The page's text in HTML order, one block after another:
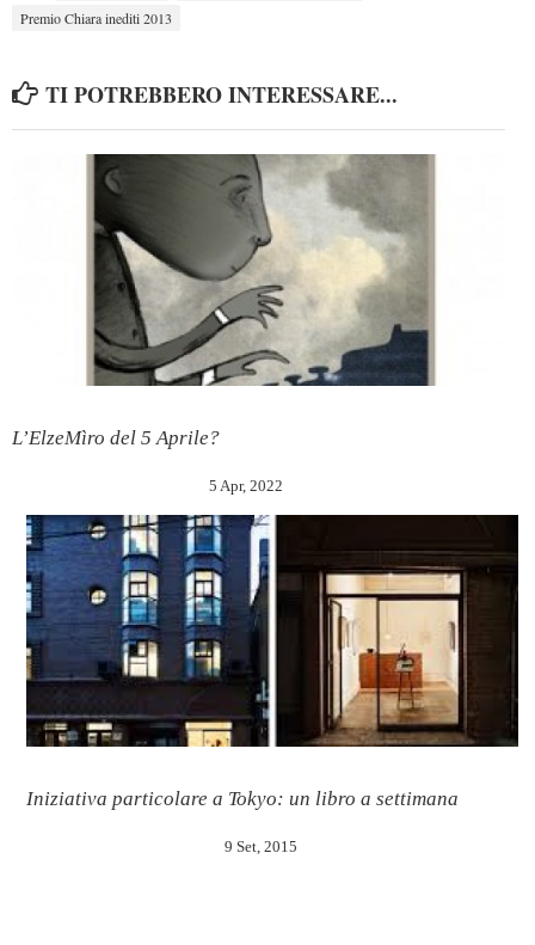
Premio Chiara inediti 2013
TI POTREBBERO INTERESSARE...
L’ElzeMìro del 5 Aprile?
5 Apr, 2022
Iniziativa particolare a Tokyo: un libro a settimana
9 Set, 2015